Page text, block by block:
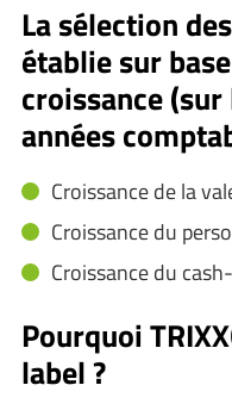
La sélection
établie sur
croissance
années
Croissance de la
Croissance du
Croissance du
Pourquoi
label ?